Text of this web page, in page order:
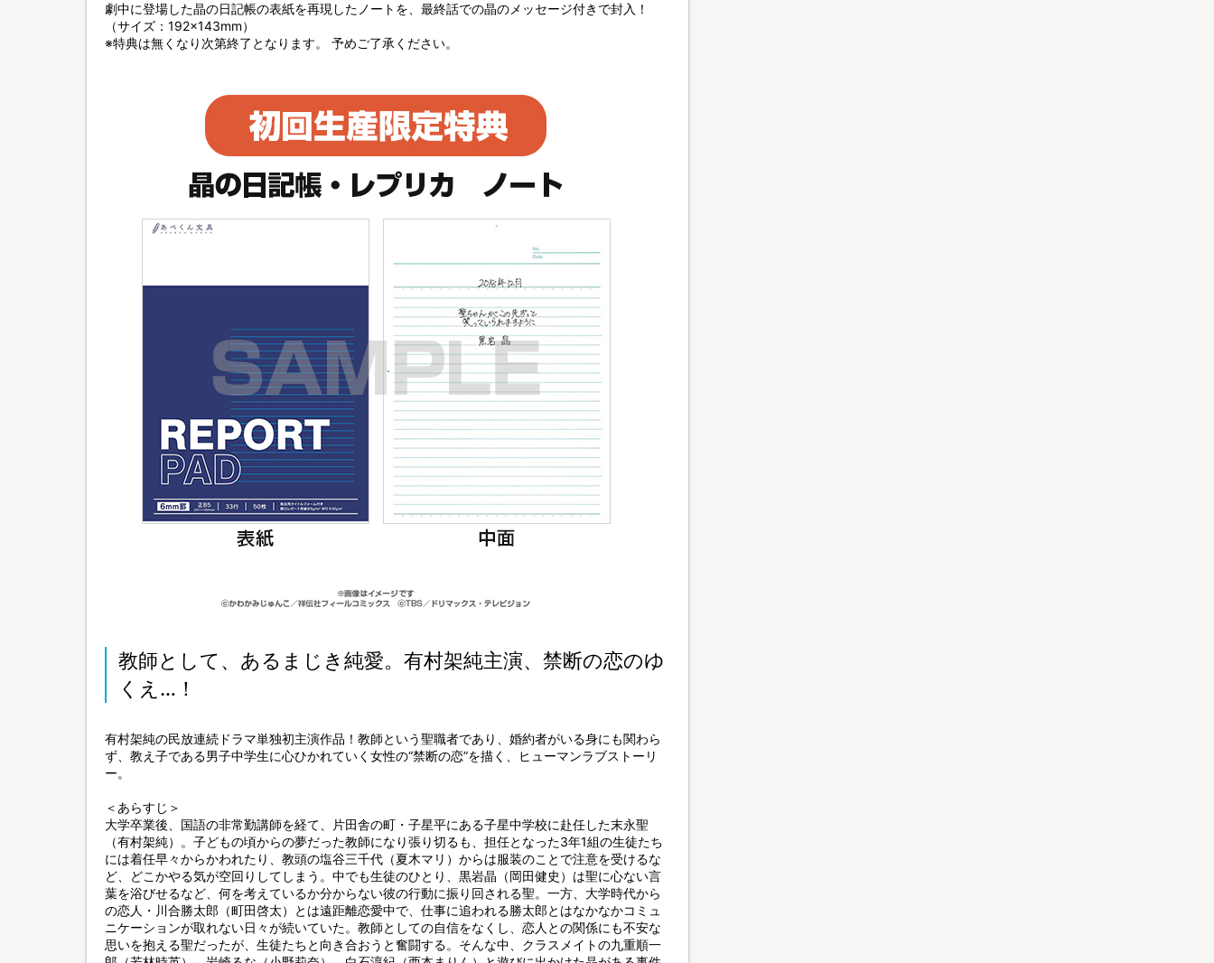
劇中に登場した晶の日記帳の表紙を再現したノートを、最終話での晶のメッセージ付きで封入！
（サイズ：192×143mm）
※特典は無くなり次第終了となります。 予めご了承ください。
教師として、あるまじき純愛。有村架純主演、禁断の恋のゆ
くえ…！
有村架純の民放連続ドラマ単独初主演作品！教師という聖職者であり、婚約者がいる身にも関わら
ず、教え子である男子中学生に心ひかれていく女性の“禁断の恋”を描く、ヒューマンラブストーリ
ー。
＜あらすじ＞
大学卒業後、国語の非常勤講師を経て、片田舎の町・子星平にある子星中学校に赴任した末永聖
（有村架純）。子どもの頃からの夢だった教師になり張り切るも、担任となった3年1組の生徒たち
には着任早々からかわれたり、教頭の塩谷三千代（夏木マリ）からは服装のことで注意を受けるな
ど、どこかやる気が空回りしてしまう。中でも生徒のひとり、黒岩晶（岡田健史）は聖に心ない言
葉を浴びせるなど、何を考えているか分からない彼の行動に振り回される聖。一方、大学時代から
の恋人・川合勝太郎（町田啓太）とは遠距離恋愛中で、仕事に追われる勝太郎とはなかなかコミュ
ニケーションが取れない日々が続いていた。教師としての自信をなくし、恋人との関係にも不安な
思いを抱える聖だったが、生徒たちと向き合おうと奮闘する。そんな中、クラスメイトの九重順一